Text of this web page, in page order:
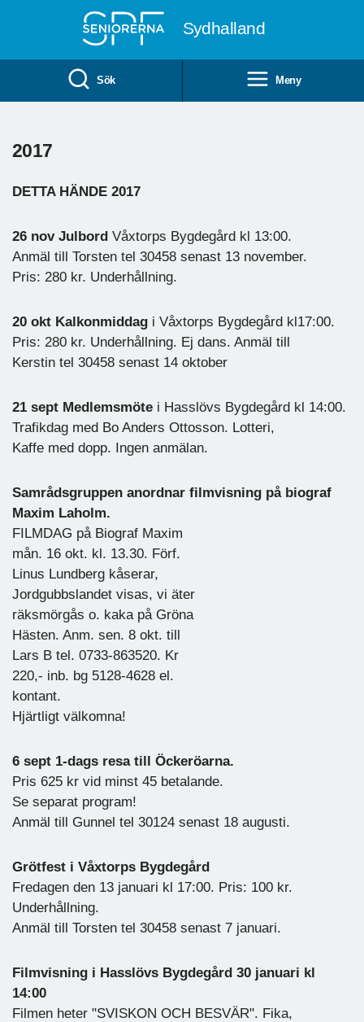
Sydhalland
Sök Meny
2017
DETTA HÄNDE 2017
26 nov Julbord Våxtorps Bygdegård kl 13:00.
Anmäl till Torsten tel 30458 senast 13 november.
Pris: 280 kr. Underhållning.
20 okt Kalkonmiddag i Våxtorps Bygdegård kl17:00.
Pris: 280 kr. Underhållning. Ej dans. Anmäl till
Kerstin tel 30458 senast 14 oktober
21 sept Medlemsmöte i Hasslövs Bygdegård kl 14:00.
Trafikdag med Bo Anders Ottosson. Lotteri,
Kaffe med dopp. Ingen anmälan.
Samrådsgruppen anordnar filmvisning på biograf
Maxim Laholm.
FILMDAG på Biograf Maxim
mån. 16 okt. kl. 13.30. Förf.
Linus Lundberg kåserar,
Jordgubbslandet visas, vi äter
räksmörgås o. kaka på Gröna
Hästen. Anm. sen. 8 okt. till
Lars B tel. 0733-863520. Kr
220,- inb. bg 5128-4628 el.
kontant.
Hjärtligt välkomna!
6 sept 1-dags resa till Öckeröarna.
Pris 625 kr vid minst 45 betalande.
Se separat program!
Anmäl till Gunnel tel 30124 senast 18 augusti.
Grötfest i Våxtorps Bygdegård
Fredagen den 13 januari kl 17:00. Pris: 100 kr.
Underhållning.
Anmäl till Torsten tel 30458 senast 7 januari.
Filmvisning i Hasslövs Bygdegård 30 januari kl
14:00
Filmen heter "SVISKON OCH BESVÄR". Fika,